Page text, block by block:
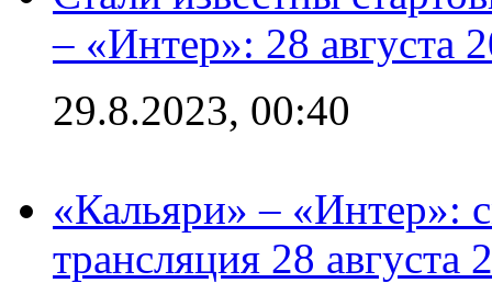
– «Интер»: 28 августа
29.8.2023, 00:40
«Кальяри» – «Интер»:
трансляция 28 августа